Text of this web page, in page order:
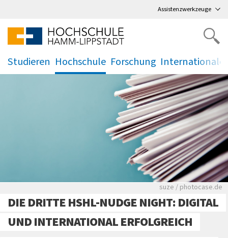
Assistenzwerkzeuge
Studieren
.
Hochschule
.
Forschung
. .
Viele Zeitungen.
suze / photocase.de
DIE DRITTE HSHL-NUDGE NIGHT: DIGITAL
UND INTERNATIONAL ERFOLGREICH